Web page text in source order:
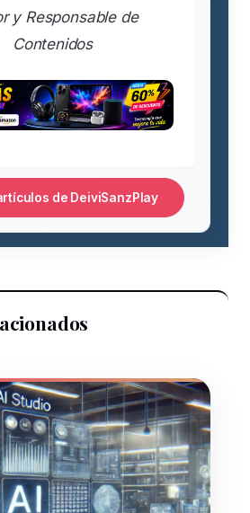
y Responsable de
Contenidos
de DeiviSanzPlay